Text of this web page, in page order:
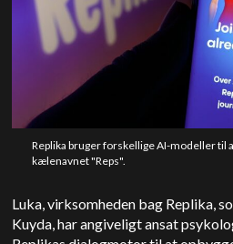
Replika bruger forskellige AI-modeller til
kælenavnet "Reps".
Luka, virksomheden bag Replika,
Kuyda, har angiveligt ansat